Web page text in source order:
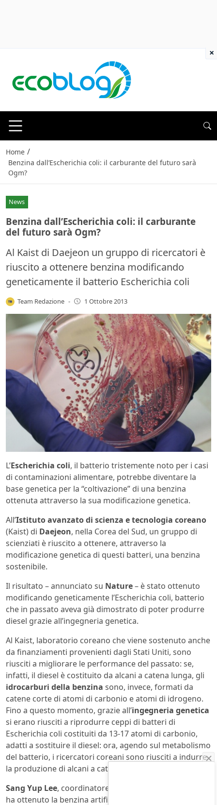
Home /
Benzina dall’Escherichia coli: il carburante del futuro sarà
Ogm?
News
Benzina dall’Escherichia coli: il carburante
del futuro sarà Ogm?
Al Kaist di Daejeon un gruppo di ricercatori è
riuscito a ottenere benzina modificando
geneticamente il batterio Escherichia coli
Team Redazione - 1 Ottobre 2013
L’Escherichia coli, il batterio tristemente noto per i casi
di contaminazioni alimentare, potrebbe diventare la
base genetica per la “coltivazione” di una benzina
ottenuta attraverso la sua modificazione genetica.
All’Istituto avanzato di scienza e tecnologia coreano
(Kaist) di Daejeon, nella Corea del Sud, un gruppo di
scienziati è riuscito a ottenere, attraverso la
modificazione genetica di questi batteri, una benzina
sostenibile.
Il risultato – annunciato su Nature– è stato ottenuto
modificando geneticamente l’Escherichia coli, batterio
che in passato aveva già dimostrato di poter produrre
diesel grazie all’ingegneria genetica.
Al Kaist, laboratorio coreano che viene sostenuto anche
da finanziamenti provenienti dagli Stati Uniti, sono
riusciti a migliorare le performance del passato: se,
infatti, il diesel è costituito da alcani a catena lunga, gli
idrocarburi della benzina sono, invece, formati da
catene corte di atomi di carbonio e atomi di idrogeno.
Fino a questo momento, grazie all’ingegneria genetica
si erano riusciti a riprodurre ceppi di batteri di
Escherichia coli costituiti da 13-17 atomi di carbonio,
adatti a sostituire il diesel: ora, agendo sul metabolismo
del batterio, i ricercatori coreani sono riusciti a indurre
la produzione di alcani a catena corta.
Sang Yup Lee, coordinatore del gruppo di lavoro che
ha ottenuto la benzina artificiale, spiega come si
×